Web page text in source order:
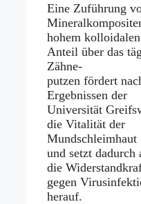
Eine Zuführung
hohem kolloidalen
Anteil über das
Zähne-
putzen fördert
Ergebnissen der
Universität
die Vitalität der
Mundschleimhaut
und setzt dadurch
die
gegen
herauf.